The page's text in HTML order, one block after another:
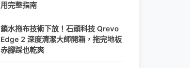
用完整指南
鎖水拖布技術下放！石頭科技 Qrevo
Edge 2 深度清潔大師開箱，拖完地板
赤腳踩也乾爽